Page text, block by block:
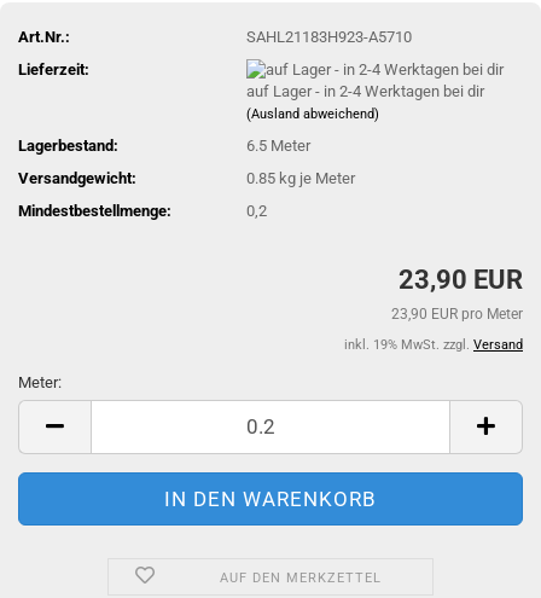
Art.Nr.:
SAHL21183H923-A5710
Lieferzeit:
auf Lager - in 2-4 Werktagen bei dir
(Ausland abweichend)
Lagerbestand: 6.5 Meter
Versandgewicht:
0.85 kg je Meter
Mindestbestellmenge:
0,2
23,90 EUR
23,90 EUR pro Meter
inkl. 19% MwSt. zzgl. Versand
Meter:
Meter
AUF DEN MERKZETTEL